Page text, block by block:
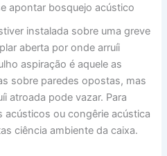
apontar bosquejo acústico
instalada sobre uma greve
aberta por onde arruíi
aspiração é aquele as
sobre paredes opostas, mas
atroada pode vazar. Para
acústicos ou congêrie acústica
ciência ambiente da caixa.